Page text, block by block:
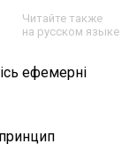
Читайте также
на русском языке
ефемерні